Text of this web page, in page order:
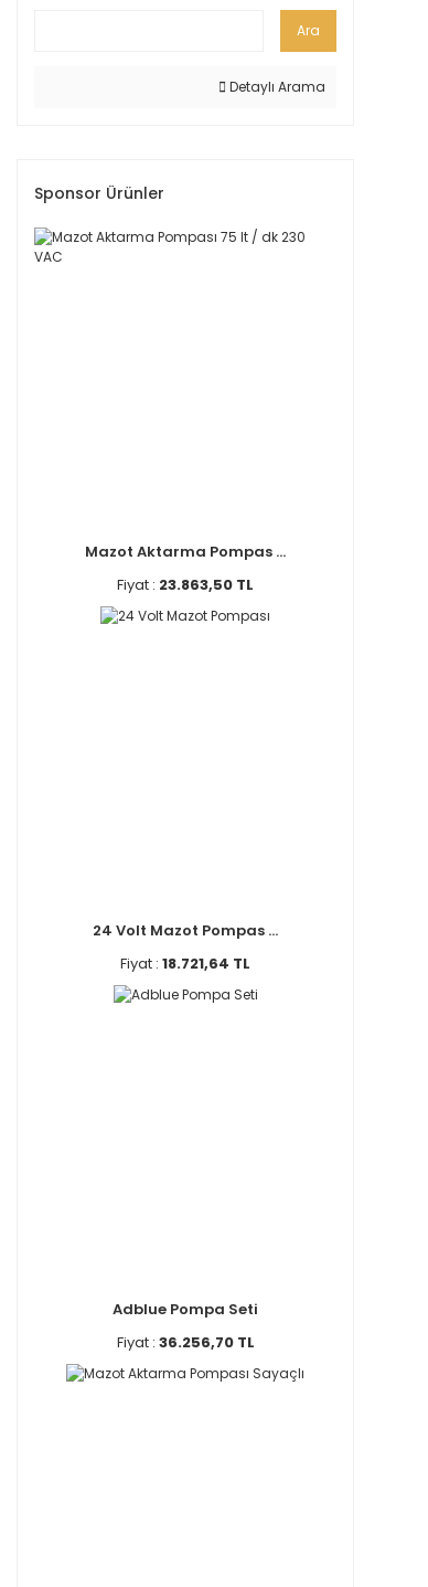
Ara
Detaylı Arama
Sponsor Ürünler
Mazot Aktarma Pompas ...
Fiyat : 23.863,50 TL
24 Volt Mazot Pompas ...
Fiyat : 18.721,64 TL
Adblue Pompa Seti
Fiyat : 36.256,70 TL